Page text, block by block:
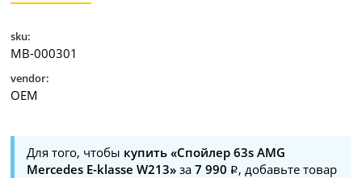
sku:
MB-000301
vendor:
OEM
Для того, чтобы купить «Спойлер 63s AMG
Mercedes E-klasse W213» за7 990
, добавьте товар